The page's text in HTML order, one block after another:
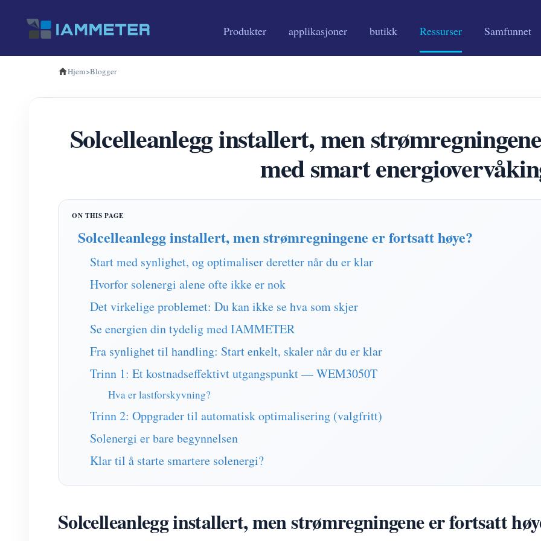
Produkter applikasjoner butikk Ressurser Samfunnet
Hjem>Blogger
Solcelleanlegg installert, men
med smart
Solcelleanlegg installert, men strømregningene er fortsatt høye?
Start med synlighet, og optimaliser deretter når du er klar
Hvorfor solenergi alene ofte ikke er nok
Det virkelige problemet: Du kan ikke se hva som skjer
Se energien din tydelig med IAMMETER
Fra synlighet til handling: Start enkelt, skaler når du er klar
Trinn 1: Et kostnadseffektivt utgangspunkt — WEM3050T
Hva er lastforskyvning?
Trinn 2: Oppgrader til automatisk optimalisering (valgfritt)
Solenergi er bare begynnelsen
Klar til å starte smartere solenergi?
Solcelleanlegg installert, men strømregningene er fortsatt